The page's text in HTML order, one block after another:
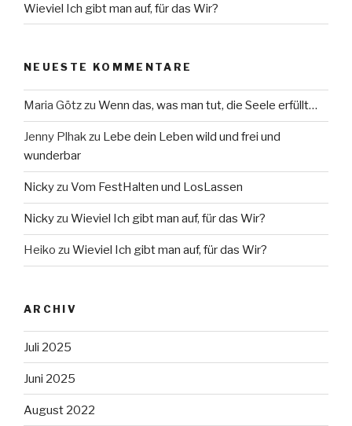
Wieviel Ich gibt man auf, für das Wir?
NEUESTE KOMMENTARE
Maria Götzzu Wenn das, was man tut, die Seele erfüllt…
Jenny Plhakzu Lebe dein Leben wild und frei und
wunderbar
Nickyzu Vom FestHalten und LosLassen
Nickyzu Wieviel Ich gibt man auf, für das Wir?
Heiko zu Wieviel Ich gibt man auf, für das Wir?
ARCHIV
Juli 2025
Juni 2025
August 2022